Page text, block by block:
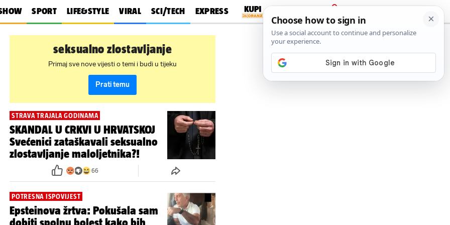
SPORT LIFE&STYLE VIRAL SCI/TECH EXPRESS
PRIJAVA
seksualno zlostavljanje
Primaj sve nove vijesti o temi i budi u tijeku
Prati temu
STRAVA TRAJALA GODINAMA
SKANDAL U CRKVI U HRVATSKOJ
Svećenici zataškavali seksualno
zlostavljanje maloljetnika?!
66
POTRESNA ISPOVIJEST
Epsteinova žrtva: Pokušala sam